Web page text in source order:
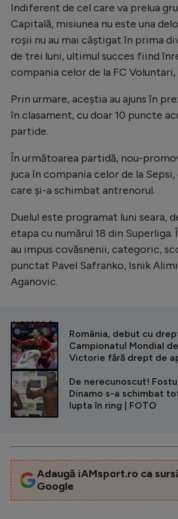
Indiferent de cel care va prelua
Capitală, misiunea nu este una
roșii nu au mai câștigat în prima
de trei luni, ultimul succes fiind
compania celor de la FC Voluntari,
Prin urmare, aceștia au ajuns în
în clasament, cu doar 10 puncte
partide.
În următoarea partidă, nou-
juca în compania celor de la
care și-a schimbat antrenorul.
Duelul este programat luni seara,
etapa cu numărul 18 din
au impus covăsnenii, categoric,
punctat Pavel Safranko, Isnik
Aganovic.
CITEȘTE ȘI
România, debut cu
Campionatul Mondial
Victorie fără drept de
De nerecunoscut!
Dinamo s-a schimbat
lupta în ring | FOTO
Adaugă iAMsport.ro ca
Google